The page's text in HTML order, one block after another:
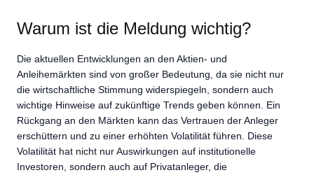
Warum ist die Meldung wichtig?
Die aktuellen Entwicklungen an den Aktien- und
Anleihemärkten sind von großer Bedeutung, da sie nicht nur
die wirtschaftliche Stimmung widerspiegeln, sondern auch
wichtige Hinweise auf zukünftige Trends geben können. Ein
Rückgang an den Märkten kann das Vertrauen der Anleger
erschüttern und zu einer erhöhten Volatilität führen. Diese
Volatilität hat nicht nur Auswirkungen auf institutionelle
Investoren, sondern auch auf Privatanleger, die